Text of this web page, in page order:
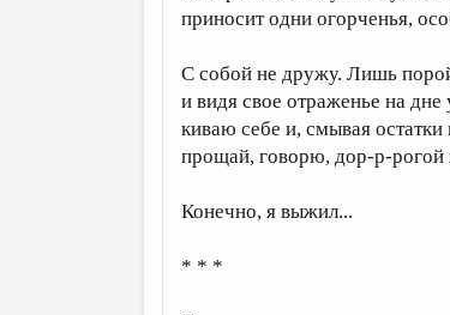
приносит одни огорченья,
С собой не дружу. Лишь
и видя свое отраженье на дне
киваю себе и, смывая остатки
прощай, говорю, дор-р-
Конечно, я выжил...
* * *